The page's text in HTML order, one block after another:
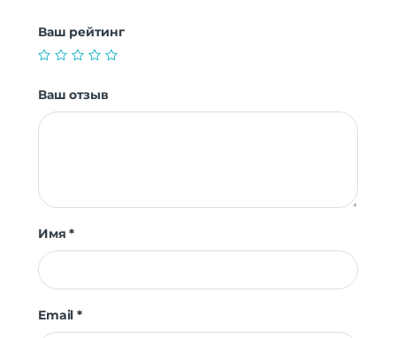
Ваш рейтинг
Ваш отзыв
Имя*
Email*